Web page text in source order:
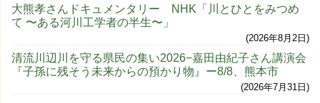
大熊孝さんドキュメンタリー NHK「川とひとをみつめ
て 〜ある河川工学者の半生〜」
2026年8月2日
清流川辺川を守る県民の集い2026−嘉田由紀子さん講演会
『子孫に残そう未来からの預かり物』ー8/8、熊本市
2026年7月31日